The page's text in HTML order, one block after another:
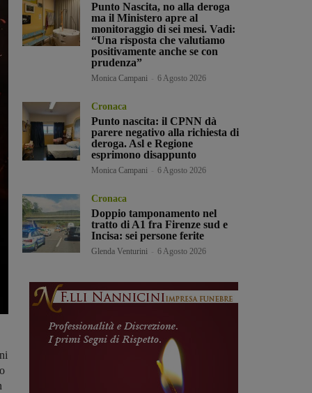
Punto Nascita, no alla deroga
ma il Ministero apre al
monitoraggio di sei mesi. Vadi:
“Una risposta che valutiamo
positivamente anche se con
prudenza”
Monica Campani 6 Agosto 2026
Cronaca
Punto nascita: il CPNN dà
parere negativo alla richiesta di
deroga. Asl e Regione
esprimono disappunto
Monica Campani 6 Agosto 2026
Cronaca
Doppio tamponamento nel
tratto di A1 fra Firenze sud e
Incisa: sei persone ferite
Glenda Venturini 6 Agosto 2026